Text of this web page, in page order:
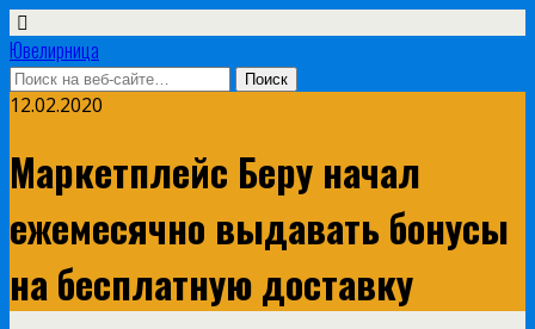
Ювелирница
12.02.2020
Маркетплейс Беру начал
ежемесячно выдавать бонусы
на бесплатную доставку